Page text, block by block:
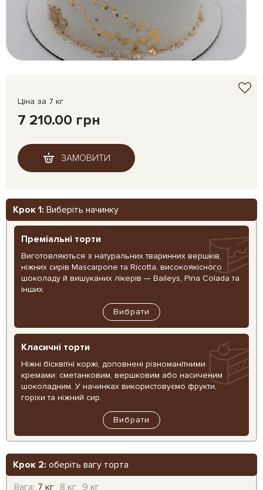
Ціна за 7 кг
7 210.00 грн
ЗАМОВИТИ
Крок 1: Виберіть начинку
Преміальні торти
Виготовляються з натуральних тваринних вершків,
ніжних сирів Mascarpone та Ricotta, високоякісного
шоколаду й вишуканих лікерів — Baileys, Pina Colada та
інших.
Вибрати
Класичні торти
Ніжні бісквітні коржі, доповнені різноманітними
кремами: сметанковим, вершковим або насиченим
шоколадним. У начинках використовуємо фрукти,
горіхи та ніжний сир.
Вибрати
Крок 2: оберіть вагу торта
Вага: 7 кг 8 кг 9 кг